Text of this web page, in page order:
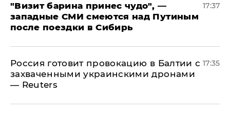
"Визит барина принес чудо", —
западные СМИ смеются над Путиным
после поездки в Сибирь
17:37
​Россия готовит провокацию в Балтии с
захваченными украинскими дронами
— Reuters
17:35